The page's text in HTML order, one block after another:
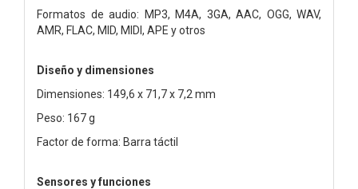
Formatos de audio: MP3, M4A, 3GA, AAC, OGG, WAV,
AMR, FLAC, MID, MIDI, APE y otros
Diseño y dimensiones
Dimensiones: 149,6 x 71,7 x 7,2 mm
Peso: 167 g
Factor de forma: Barra táctil
Sensores y funciones